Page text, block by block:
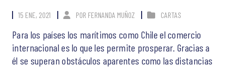
15 ENE, 2021 POR FERNANDA MUÑOZ CARTAS
Para los países los marítimos como Chile el comercio
internacional es lo que les permite prosperar. Gracias a
él se superan obstáculos aparentes como las distancias